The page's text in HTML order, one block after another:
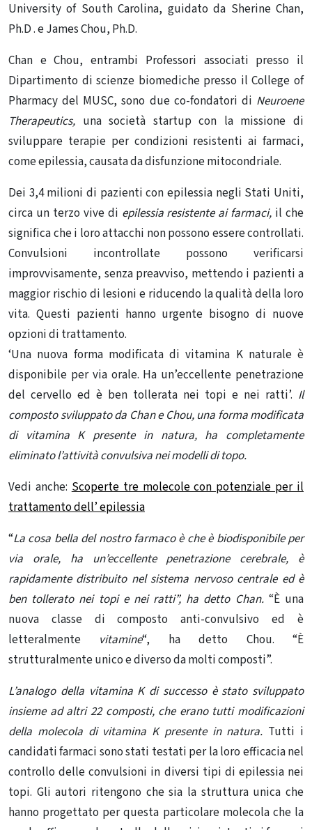
University of South Carolina, guidato da Sherine Chan,
Ph.D . e James Chou, Ph.D.
Chan e Chou, entrambi Professori associati presso il
Dipartimento di scienze biomediche presso il College of
Pharmacy del MUSC, sono due co-fondatori di Neuroene
Therapeutics, una società startup con la missione di
sviluppare terapie per condizioni resistenti ai farmaci,
come epilessia, causata da disfunzione mitocondriale.
Dei 3,4 milioni di pazienti con epilessia negli Stati Uniti,
circa un terzo vive di epilessia resistente ai farmaci, il che
significa che i loro attacchi non possono essere controllati.
Convulsioni incontrollate possono verificarsi
improvvisamente, senza preavviso, mettendo i pazienti a
maggior rischio di lesioni e riducendo la qualità della loro
vita. Questi pazienti hanno urgente bisogno di nuove
opzioni di trattamento.
‘Una nuova forma modificata di vitamina K naturale è
disponibile per via orale. Ha un’eccellente penetrazione
del cervello ed è ben tollerata nei topi e nei ratti’. Il
composto sviluppato da Chan e Chou, una forma modificata
di vitamina K presente in natura, ha completamente
eliminato l’attività convulsiva nei modelli di topo.
Vedi anche:Scoperte tre molecole con potenziale per il
trattamento dell’ epilessia
“La cosa bella del nostro farmaco è che è biodisponibile per
via orale, ha un’eccellente penetrazione cerebrale, è
rapidamente distribuito nel sistema nervoso centrale ed è
ben tollerato nei topi e nei ratti”, ha detto Chan. “È una
nuova classe di composto anti-convulsivo ed è
letteralmente vitamine“, ha detto Chou. “È
strutturalmente unico e diverso da molti composti”.
L’analogo della vitamina K di successo è stato sviluppato
insieme ad altri 22 composti, che erano tutti modificazioni
della molecola di vitamina K presente in natura. Tutti i
candidati farmaci sono stati testati per la loro efficacia nel
controllo delle convulsioni in diversi tipi di epilessia nei
topi. Gli autori ritengono che sia la struttura unica che
hanno progettato per questa particolare molecola che la